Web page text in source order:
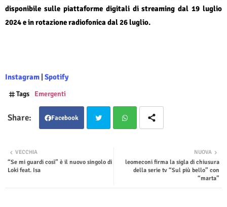
disponibile sulle piattaforme digitali di streaming dal 19 luglio
2024 e in rotazione radiofonica dal 26 luglio.
Instagram | Spotify
Tags Emergenti
Facebook
ter tsap
NUOVA
leomeconi firma la sigla di chiusura
della serie tv “Sul più bello” con
“marta”
VECCHIA
“Se mi guardi così” è il nuovo singolo di
Loki feat. Isa